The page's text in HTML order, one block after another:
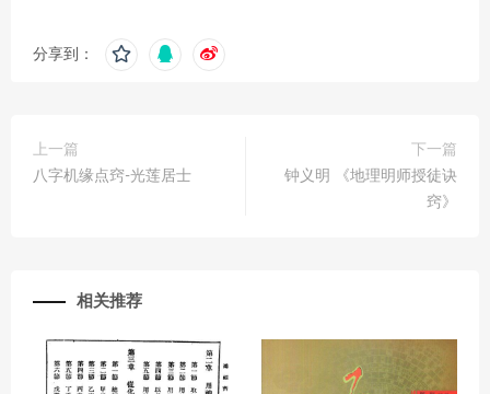
分享到：
上一篇
八字机缘点窍-光莲居士
下一篇
钟义明 《地理明师授徒诀
窍》
相关推荐